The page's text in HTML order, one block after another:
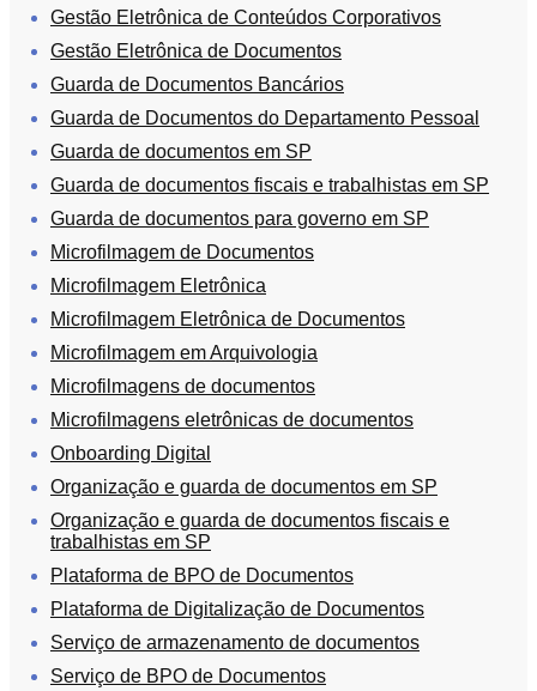
Gestão Eletrônica de Conteúdos Corporativos
Gestão Eletrônica de Documentos
Guarda de Documentos Bancários
Guarda de Documentos do Departamento Pessoal
Guarda de documentos em SP
Guarda de documentos fiscais e trabalhistas em SP
Guarda de documentos para governo em SP
Microfilmagem de Documentos
Microfilmagem Eletrônica
Microfilmagem Eletrônica de Documentos
Microfilmagem em Arquivologia
Microfilmagens de documentos
Microfilmagens eletrônicas de documentos
Onboarding Digital
Organização e guarda de documentos em SP
Organização e guarda de documentos fiscais e
trabalhistas em SP
Plataforma de BPO de Documentos
Plataforma de Digitalização de Documentos
Serviço de armazenamento de documentos
Serviço de BPO de Documentos